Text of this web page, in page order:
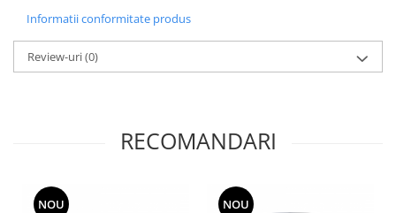
Informatii conformitate produs
Review-uri(0)
RECOMANDARI
NOU NOU